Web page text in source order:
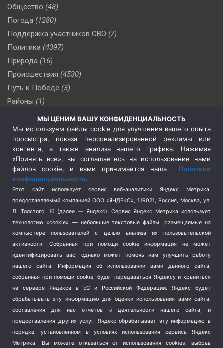
Общество (48)
Погода (1280)
Поддержка участников СВО (7)
Политика (4397)
Природа (16)
Происшествия (4530)
Путь к Победе (3)
Районы (1)
(510)
Сельское хозяйство (3)
Социальная политика
(3)
Спецоперация в Украине
Спецоперация на Украине
(404)
Спорт (740)
Терроризм (1)
Транспорт (262)
Туризм (178)
Флот (76)
Школа и спорт (2)
Экология (8)
Экономика (1172)
МЫ ЦЕНИМ ВАШУ КОНФИДЕНЦИАЛЬНОСТЬ
Мы используем файлы cookie для улучшения вашего опыта
просмотра, показа персонализированной рекламы или
контента, а также анализа нашего трафика. Нажимая
«Принять все», вы соглашаетесь на использование нами
файлов cookie, и вами принимается наша Политика
конфиденциальности.
Этот сайт использует сервис веб-аналитики Яндекс Метрика,
предоставляемый компанией ООО «ЯНДЕКС», 119021, Россия, Москва, ул.
Л. Толстого, 16 (далее — Яндекс). Сервис Яндекс Метрика использует
технологию «cookie» — небольшие текстовые файлы, размещаемые на
компьютере пользователей с целью анализа их пользовательской
активности.
Собранная при помощи cookie информация не может
идентифицировать вас, однако может помочь нам улучшить работу
нашего сайта. Информация об использовании вами данного сайта,
собранная при помощи cookie, будет передаваться Яндексу и храниться
на сервере Яндекса в ЕС и Российской Федерации. Яндекс будет
обрабатывать эту информацию для оценки использования вами сайта,
составления для нас отчетов о деятельности нашего сайта, и
предоставления других услуг. Яндекс обрабатывает эту информацию в
порядке, установленном в условиях использования сервиса Яндекс
Метрика.
Вы можете отказаться от использования cookies, выбрав